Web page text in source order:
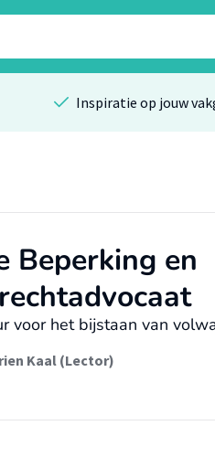
Inspiratie op jouw
Beperking en
voor het bijstaan van
Kaal (Lector)